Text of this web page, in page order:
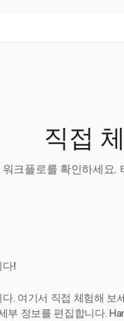
직접
크플로를 확인하세요
!
. 여기서 직접 체험해 보
부 정보를 편집합니다.